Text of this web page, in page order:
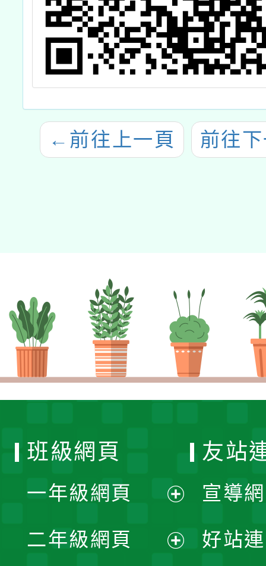
← 前往上一頁 前往
班級網頁
一年級網頁
開
二年級網頁
友站
宣導
好站